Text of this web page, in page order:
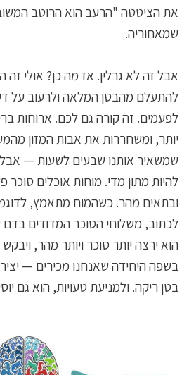
את הציטטה "הרעב הוא הרוטב
שמאחוריה.
אבל זה לא גרלין. אז מה כן? אולי
להתעלם מהבטן המלאה ולרעוב על
לפעמים. זה קורה גם לכם. ארוחות
יותר, ומשחררות את אבות המזון
שמשאיר אותנו שבעים לשעות —
להיות מתון מדי. מוחות אוכלים
ובתאים מהר. כשהמוח מתאמץ,
לכתוב, משלוחי הסוכר המדודים בדם
הוא ירצה יותר סוכר ויותר מהר,
בשפה היחידה שאנחנו מכירים —
בטן ריקה. ולמניעת טעויות, הוא גם